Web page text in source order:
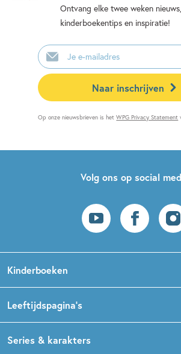
Ontvang elke twee weken nieuws,
kinderboekentips en inspiratie!
E-
mailadres
Naar inschrijven
Op onze nieuwsbrieven is hetWPG Privacy Statement
Volg ons op social
Kinderboeken
Prentenboeken
Leeftijdspagina’s
Series & karakters